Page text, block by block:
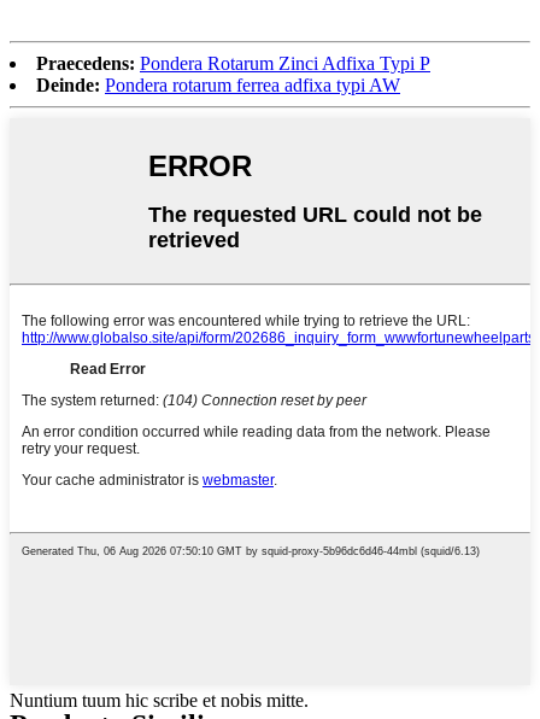
Praecedens: Pondera Rotarum Zinci Adfixa Typi P
Deinde: Pondera rotarum ferrea adfixa typi AW
Nuntium tuum hic scribe et nobis mitte.